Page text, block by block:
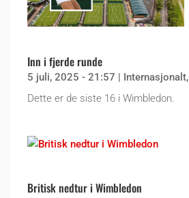
Inn i fjerde runde
5 juli, 2025 - 21:57 | Internasjonalt,
Dette er de siste 16 i Wimbledon.
Britisk nedtur i Wimbledon